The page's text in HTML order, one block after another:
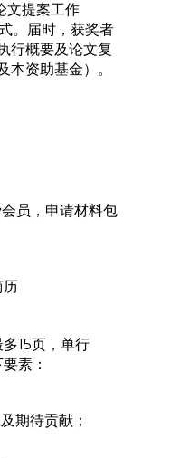
文提案工作
。届时，获奖者
行概要及论文复
本资助基金）。
员，申请材料包
历
15页，单行
素：
期待贡献；